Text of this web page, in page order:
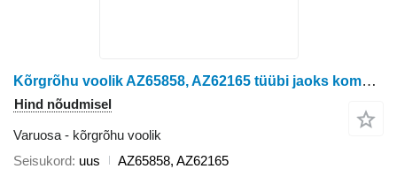
Kõrgrõhu voolik AZ65858, AZ62165 tüübi jaoks kombaini John Deere W540, W550, W650, W660
Hind nõudmisel
Varuosa - kõrgrõhu voolik
Seisukord uus
AZ65858, AZ62165